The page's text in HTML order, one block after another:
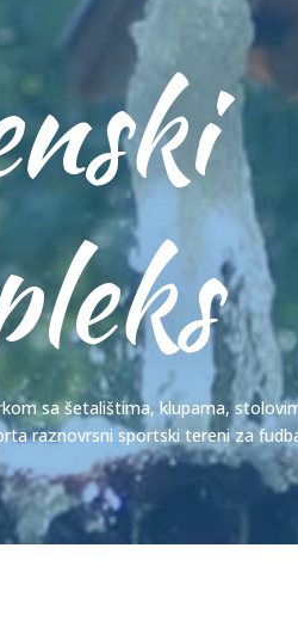
sa šetalištima, klupama,
raznovrsni sportski tereni za